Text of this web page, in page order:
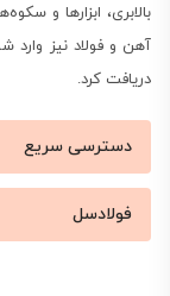
تومان (بدون
قیمت برندهای
ممکن است
دریافت قیمت
بالابری، ابزارها و
آهن و فولاد نیز وارد
دریافت کرد.
دسترسی سریع
فولادسل